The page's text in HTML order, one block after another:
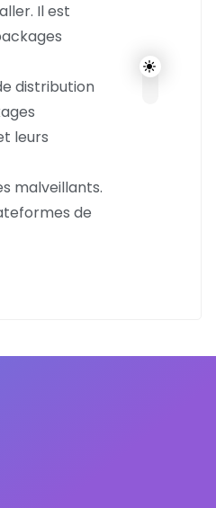
Il est
distribution
leurs
malveillants.
de